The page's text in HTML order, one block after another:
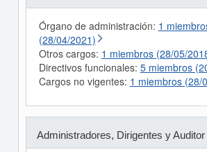
Órgano de administración: 1
(28/04/2021)
Otros cargos: 1 miembros (28/05/
Directivos funcionales: 5 miembros
Cargos no vigentes: 1 miembros (28/
Administradores, Dirigentes y